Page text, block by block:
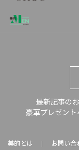
最新記事の
豪華プレゼント
美的とは ｜ お問い合